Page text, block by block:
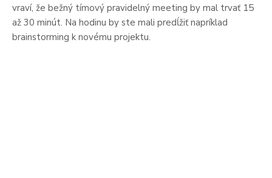
vraví, že bežný tímový pravidelný meeting by mal trvať 15
až 30 minút. Na hodinu by ste mali predĺžiť napríklad
brainstorming k novému projektu.